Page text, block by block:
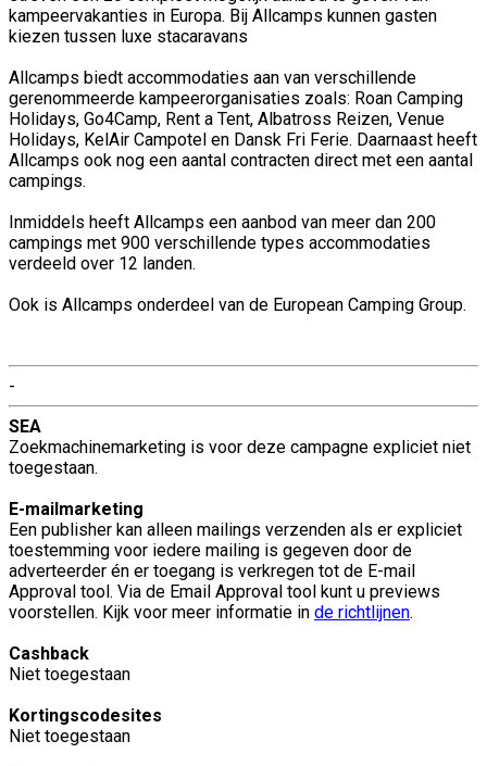
kampeervakanties in Europa. Bij Allcamps kunnen gasten
kiezen tussen luxe stacaravans
Allcamps biedt accommodaties aan van verschillende
gerenommeerde kampeerorganisaties zoals: Roan Camping
Holidays, Go4Camp, Rent a Tent, Albatross Reizen, Venue
Holidays, KelAir Campotel en Dansk Fri Ferie. Daarnaast heeft
Allcamps ook nog een aantal contracten direct met een aantal
campings.
Inmiddels heeft Allcamps een aanbod van meer dan 200
campings met 900 verschillende types accommodaties
verdeeld over 12 landen.
Ook is Allcamps onderdeel van de European Camping Group.
-
SEA
Zoekmachinemarketing is voor deze campagne expliciet niet
toegestaan.
E-mailmarketing
Een publisher kan alleen mailings verzenden als er expliciet
toestemming voor iedere mailing is gegeven door de
adverteerder én er toegang is verkregen tot de E-mail
Approval tool. Via de Email Approval tool kunt u previews
voorstellen. Kijk voor meer informatie in de richtlijnen.
Cashback
Niet toegestaan
Kortingscodesites
Niet toegestaan